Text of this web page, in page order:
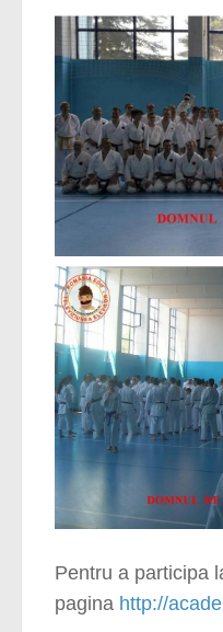
Pentru a participa
pagina http://